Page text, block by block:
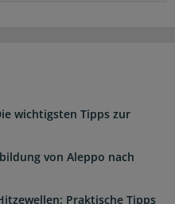
wichtigsten Tipps zur
von Aleppo nach
Praktische Tipps